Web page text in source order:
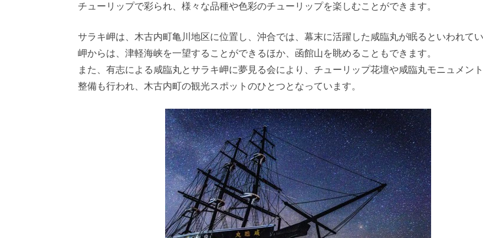
チューリップで彩られ、様々な品種や色彩のチューリップを楽しむことができます。
サラキ岬は、木古内町亀川地区に位置し、沖合では、幕末に活躍した咸臨丸が眠るといわれてい
岬からは、津軽海峡を一望することができるほか、函館山を眺めることもできます。
また、有志による咸臨丸とサラキ岬に夢見る会により、チューリップ花壇や咸臨丸モニュメン
整備も行われ、木古内町の観光スポットのひとつとなっています。